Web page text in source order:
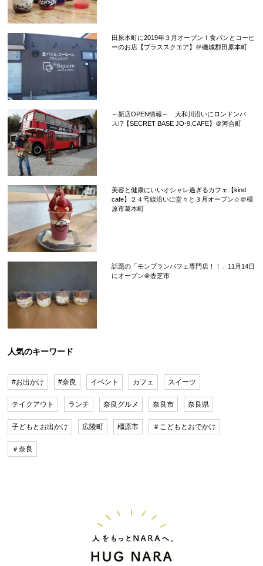
田原本町に2019年３月オープン！食パンとコーヒ
ーのお店【プラススクエア】＠磯城郡田原本町
～新店OPEN情報～ 大和川沿いにロンドンバ
ス!?【SECRET BASE JO-9,CAFE】＠河合町
美容と健康にいいオシャレ過ぎるカフェ【kind
cafe】２４号線沿いに堂々と３月オープン☆＠橿
原市葛本町
話題の「モンブランパフェ専門店！！」11月14日
にオープン＠香芝市
人気のキーワード
#お出かけ #奈良 イベント カフェ スイーツ
テイクアウト ランチ 奈良グルメ 奈良市 奈良県
子どもとお出かけ 広陵町 橿原市 ＃こどもとおでかけ
＃奈良